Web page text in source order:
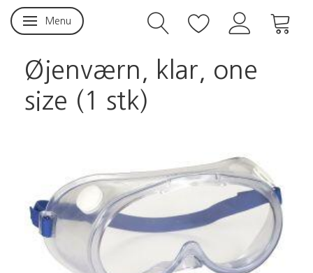
Skifte navigation
Menu
Øjenværn, klar, one
size (1 stk)